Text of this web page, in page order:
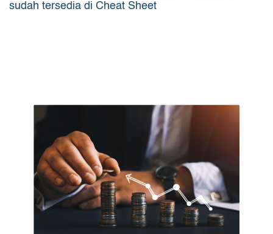
sudah tersedia di Cheat Sheet